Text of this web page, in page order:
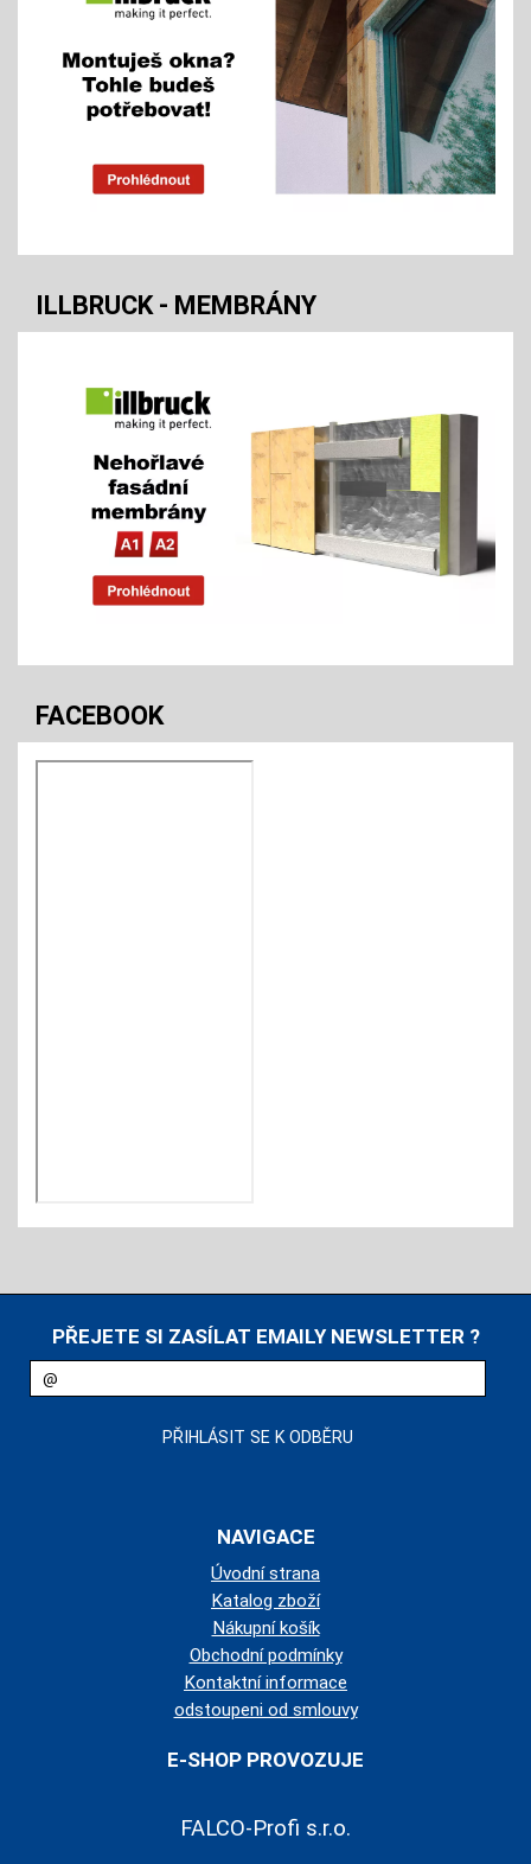
ILLBRUCK - MEMBRÁNY
FACEBOOK
PŘEJETE SI ZASÍLAT EMAILY NEWSLETTER ?
NAVIGACE
Úvodní strana
Katalog zboží
Nákupní košík
Obchodní podmínky
Kontaktní informace
odstoupeni od smlouvy
E-SHOP PROVOZUJE
FALCO-Profi s.r.o.